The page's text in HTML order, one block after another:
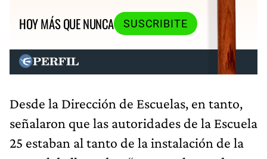
HOY MÁS QUE NUNCA
SUSCRIBITE
Desde la Dirección de Escuelas, en tanto,
señalaron que las autoridades de la Escuela
25 estaban al tanto de la instalación de la